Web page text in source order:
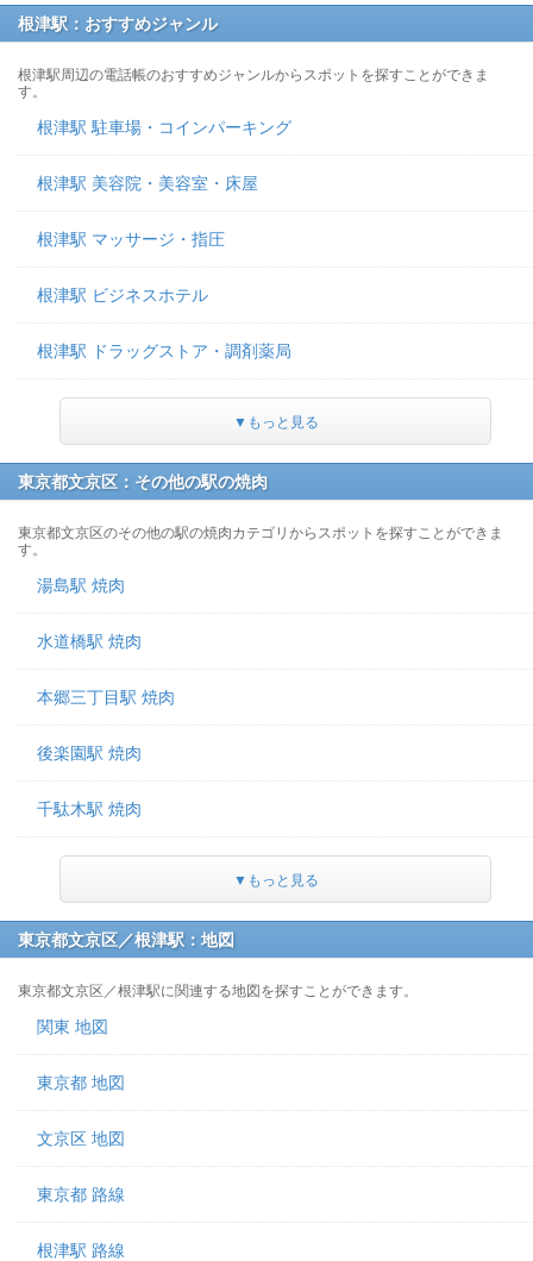
根津駅：おすすめジャンル
根津駅周辺の電話帳のおすすめジャンルからスポットを探すことができま
す。
根津駅 駐車場・コインパーキング
根津駅 美容院・美容室・床屋
根津駅 マッサージ・指圧
根津駅 ビジネスホテル
根津駅 ドラッグストア・調剤薬局
▼もっと見る
東京都文京区：その他の駅の焼肉
東京都文京区のその他の駅の焼肉カテゴリからスポットを探すことができま
す。
湯島駅 焼肉
水道橋駅 焼肉
本郷三丁目駅 焼肉
後楽園駅 焼肉
千駄木駅 焼肉
▼もっと見る
東京都文京区／根津駅：地図
東京都文京区／根津駅に関連する地図を探すことができます。
関東 地図
東京都 地図
文京区 地図
東京都 路線
根津駅 路線